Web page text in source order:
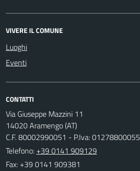
VIVERE IL COMUNE
Luoghi
Eventi
CONTATTI
Via Giuseppe Mazzini 11
14020 Aramengo (AT)
C.F. 80002990051 - P.Iva: 01278800055
Telefono: +39 0141 909129
Fax: +39 0141 909381